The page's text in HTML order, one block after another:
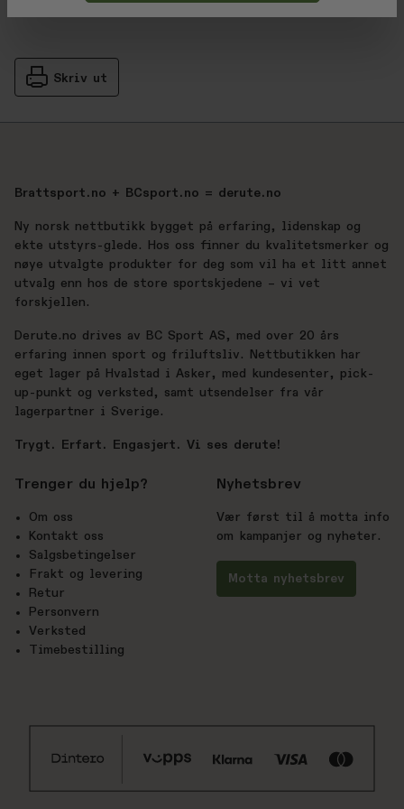
Skriv ut
Brattsport.no + BCsport.no = derute.no
Ny norsk nettbutikk bygget på erfaring, lidenskap og
ekte utstyrs-glede. Hos oss finner du kvalitetsmerker og
nøye utvalgte produkter for deg som vil ha et litt annet
utvalg enn hos de store sportskjedene – vi vet
forskjellen.
Derute.no drives av BC Sport AS, med over 20 års
erfaring innen sport og friluftsliv. Nettbutikken har
eget lager på Hvalstad i Asker, med kundesenter, pick-
up-punkt og verksted, samt utsendelser fra vår
lagerpartner i Sverige.
Trygt. Erfart. Engasjert. Vi ses derute!
Trenger du hjelp?
Om oss
Kontakt oss
Salgsbetingelser
Frakt og levering
Retur
Personvern
Verksted
Timebestilling
Nyhetsbrev
Vær først til å motta info
om kampanjer og nyheter.
Motta nyhetsbrev